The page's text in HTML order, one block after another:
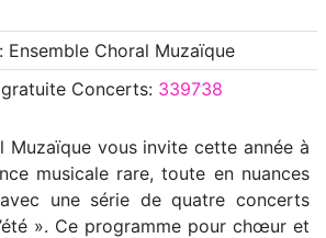
Ensemble Choral Muzaïque
Concerts: 339738
Muzaïque vous invite cette année à
musicale rare, toute en nuances
une série de quatre concerts
». Ce programme pour chœur et